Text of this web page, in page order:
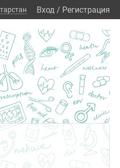
Вход / Регистрация